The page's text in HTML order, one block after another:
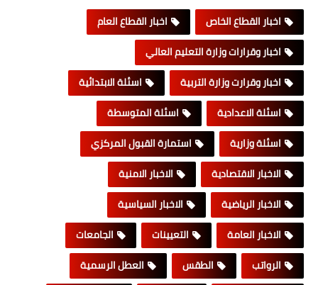
اخبار القطاع الخاص
اخبار القطاع العام
اخبار وقرارات وزارة التعليم العالي
اخبار وقرارت وزارة التربية
اسئلة الابتدائية
اسئلة الاعدادية
اسئلة المتوسطة
اسئلة وزارية
استمارة القبول المركزي
الاخبار الاقتصادية
الاخبار الامنية
الاخبار الرياضية
الاخبار السياسية
الاخبار العامة
التعيينات
الجامعات
الرواتب
الطقس
العطل الرسمية